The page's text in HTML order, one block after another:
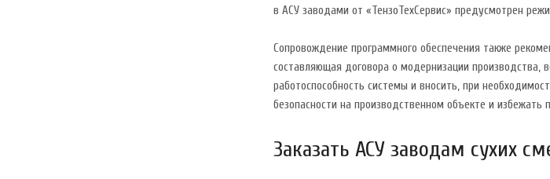
в АСУ заводами от «ТензоТехСервис» предусмотрен
Сопровождение программного обеспечения также
составляющая договора о модернизации производства,
работоспособность системы и вносить, при
безопасности на производственном объекте и избежать
Заказать АСУ заводам сухих